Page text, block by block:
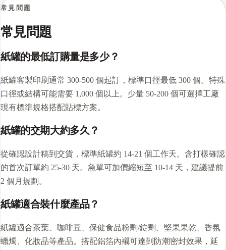
常見問題
常見問題
紙罐的最低訂購量是多少？
紙罐客製印刷通常 300-500 個起訂，標準口徑最低 300 個。特殊
口徑或結構可能需要 1,000 個以上。少量 50-200 個可選擇工廠
現有標準規格搭配貼標方案。
紙罐的交期大約多久？
從確認設計稿到交貨，標準紙罐約 14-21 個工作天。含打樣確認
的首次訂單約 25-30 天。急單可加價縮短至 10-14 天，建議提前
2 個月規劃。
紙罐適合裝什麼產品？
紙罐適合茶葉、咖啡豆、保健食品粉劑/錠劑、堅果果乾、香氛
蠟燭、化妝品等產品。搭配鋁箔內襯可達到防潮密封效果，延